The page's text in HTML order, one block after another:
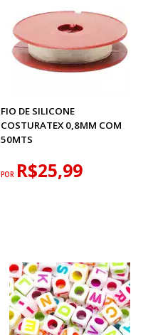
FIO DE SILICONE
COSTURATEX 0,8MM COM
50MTS
POR R$25,99